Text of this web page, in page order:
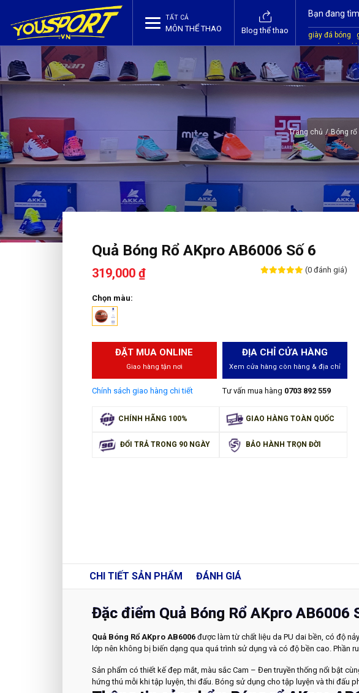
TẤT CẢ
MÔN THỂ THAO Blog thể thao
giày đá bóng
Mitre
giày
Trang chủ / Bóng rổ
Quả Bóng Rổ AKpro AB6006 Số 6
319,000 ₫ (0 đánh giá)
Chọn màu:
ĐẶT MUA ONLINE
Giao hàng tận nơi
Chính sách giao hàng chi tiết
ĐỊA CHỈ CỬA HÀNG
Xem cửa hàng còn hàng & địa chỉ
Tư vấn mua hàng 0703 892 559
CHÍNH HÃNG 100% GIAO HÀNG TOÀN QUỐC
ĐỔI TRẢ TRONG 90 NGÀY BẢO HÀNH TRỌN ĐỜI
CHI TIẾT SẢN PHẨM ĐÁNH GIÁ
Đặc điểm Quả Bóng Rổ AKpro AB6006
Quả Bóng Rổ AKpro AB6006 được làm từ chất liệu da PU dai bền, có độ
lớp nên không bị biến dạng qua quá trình sử dụng và có độ bền cao.
Sản phẩm có thiết kế đẹp mắt, màu sắc Cam – Đen truyền thống nổi bật
hứng thú mỗi khi tập luyện, thi đấu. Bóng sử dụng cho tập luyện và thi đấu